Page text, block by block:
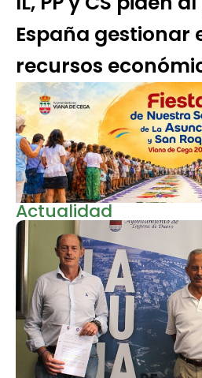
España gestionar
recursos
Actualidad